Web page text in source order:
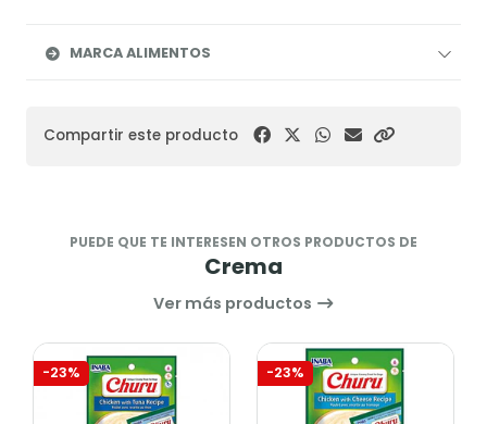
MARCA ALIMENTOS
Compartir este producto
PUEDE QUE TE INTERESEN OTROS PRODUCTOS DE
Crema
Ver más productos
-23% -23%